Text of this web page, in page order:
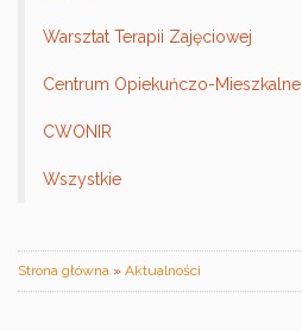
Warsztat Terapii Zajęciowej
Centrum Opiekuńczo-Mieszkalne
CWONIR
Wszystkie
Jesteś
Strona główna » Aktualności